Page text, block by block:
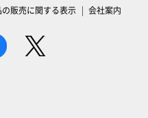
の販売に関する表示 会社案内